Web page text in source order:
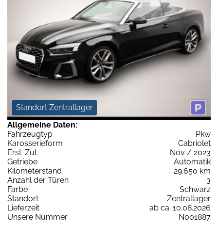
Standort Zentrallager
Allgemeine Daten:
Fahrzeugtyp
Pkw
Karosserieform
Cabriolet
Erst-Zul.
Nov / 2023
Getriebe
Automatik
Kilometerstand
29.650 km
Anzahl der Türen
3
Farbe
Schwarz
Standort
Zentrallager
Lieferzeit
ab ca. 10.08.2026
Unsere Nummer
N001887